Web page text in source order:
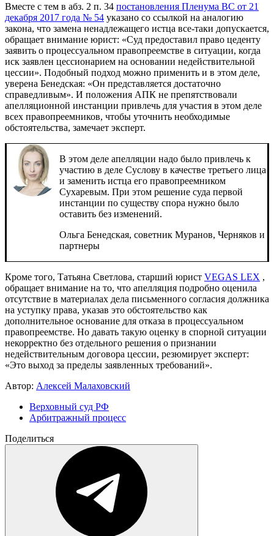
Вместе с тем в абз. 2 п. 34 постановления Пленума ВС от 21
декабря 2017 года № 54 указано со ссылкой на аналогию
закона, что замена ненадлежащего истца все-таки допускается,
обращает внимание юрист: «Суд предоставил право цеденту
заявить о процессуальном правопреемстве в ситуации, когда
иск заявлен цессионарием на основании недействительной
цессии». Подобный подход можно применить и в этом деле,
уверена Бенедская: «Он представляется достаточно
справедливым». И положения АПК не препятствовали
апелляционной инстанции привлечь для участия в этом деле
всех правопреемников, чтобы уточнить необходимые
обстоятельства, замечает эксперт.
В этом деле апелляции надо было привлечь к
участию в деле Суслову в качестве третьего лица
и заменить истца его правопреемником
Сухаревым. При этом решение суда первой
инстанции по существу спора нужно было
оставить без изменений.
Ольга Бенедская, советник Муранов, Черняков и
партнеры
Кроме того, Татьяна Светлова, старший юрист VEGAS LEX ,
обращает внимание на то, что апелляция подробно оценила
отсутствие в материалах дела письменного согласия должника
на уступку права, указав это обстоятельство как
дополнительное основание для отказа в процессуальном
правопреемстве. Но давать такую оценку в спорной ситуации
некорректно без отдельного решения о признании
недействительным договора цессии, резюмирует эксперт:
«Это выход за пределы заявленных требований».
Автор: Алексей Малаховский
Верховный суд РФ
Арбитражный процесс
Поделиться